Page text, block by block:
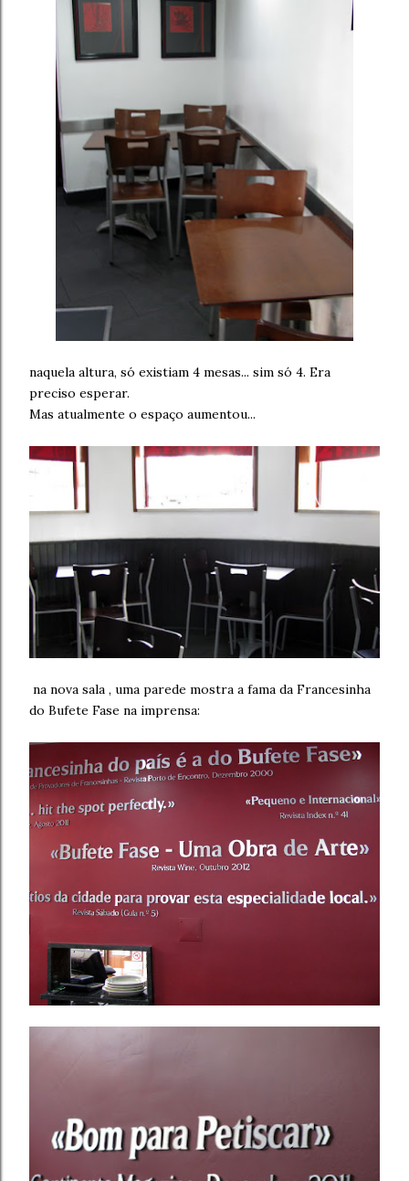
naquela altura, só existiam 4 mesas... sim só 4. Era
preciso esperar.
Mas atualmente o espaço aumentou...
na nova sala , uma parede mostra a fama da Francesinha
do Bufete Fase na imprensa: